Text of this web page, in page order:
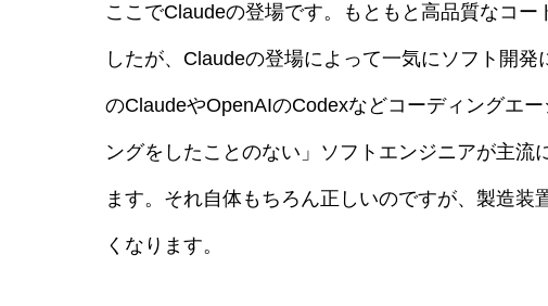
ここでClaudeの登場です。もともと高品質なコ
したが、Claudeの登場によって一気にソフト開
のClaudeやOpenAIのCodexなどコーディングエ
ングをしたことのない」ソフトエンジニアが主
ます。それ自体もちろん正しいのですが、製造
くなります。